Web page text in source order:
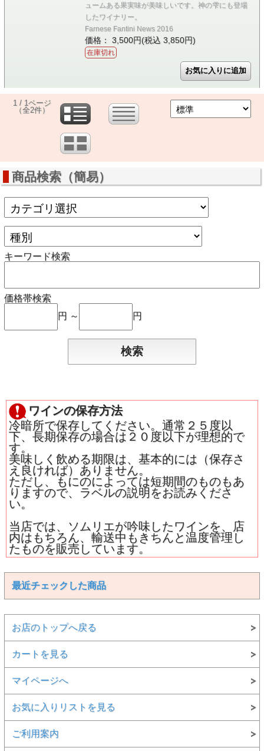
ュームある果実味が美味しいです。神の雫にも登場
したワイナリー。
Farnese Fantini News 2016
価格： 3,500円(税込 3,850円)
在庫切れ
1 / 1ページ
（全2件）
商品検索（簡易）
キーワード検索
価格帯検索
円 ～
円
ワインの保存方法
冷暗所で保存してください。通常２５度以
下、長期保存の場合は２０度以下が理想的で
す。
美味しく飲める期限は、基本的には（保存さ
え良ければ）ありません。
ただし、もにのによっては短期間のものもあ
りますので、ラベルの説明をお読みくださ
い。
当店では、ソムリエが吟味したワインを、店
内はもちろん、輸送中もきちんと温度管理し
たものを販売しています。
最近チェックした商品
お店のトップへ戻る
カートを見る
マイページへ
お気に入りリストを見る
ご利用案内